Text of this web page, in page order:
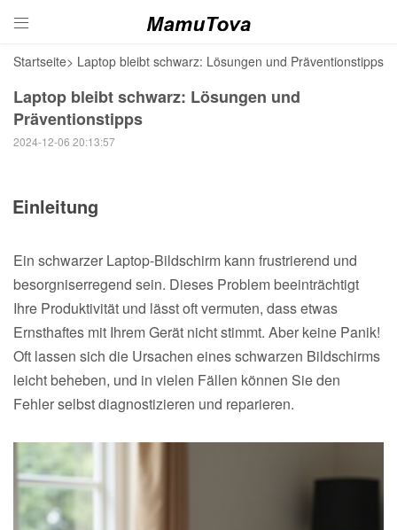

Startseite> Laptop bleibt schwarz: Lösungen und Präventionstipps
Laptop bleibt schwarz: Lösungen und
Präventionstipps
2024-12-06 20:13:57
Einleitung
Ein schwarzer Laptop-Bildschirm kann frustrierend und
besorgniserregend sein. Dieses Problem beeinträchtigt
Ihre Produktivität und lässt oft vermuten, dass etwas
Ernsthaftes mit Ihrem Gerät nicht stimmt. Aber keine Panik!
Oft lassen sich die Ursachen eines schwarzen Bildschirms
leicht beheben, und in vielen Fällen können Sie den
Fehler selbst diagnostizieren und reparieren.